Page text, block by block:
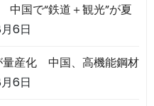
中国で“鉄道＋観光”が夏
6日
量産化 中国、高機能鋼材
6日